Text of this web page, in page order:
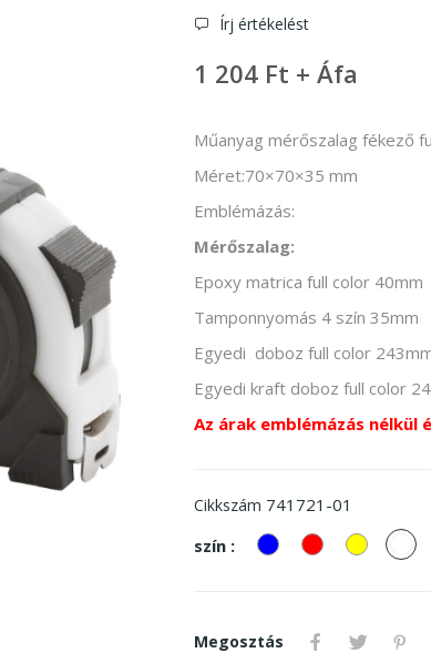
Írj értékelést
1 204 Ft + Áfa
Műanyag mérőszalag fékező
Méret:70×70×35 mm
Emblémázás:
Mérőszalag:
Epoxy matrica full color 40mm
Tamponnyomás 4 szín 35mm
Egyedi doboz full color
Egyedi kraft doboz full color
Az árak emblémázás nélkül
Cikkszám 741721-01
szín :
kek piros Sárga
Megosztás